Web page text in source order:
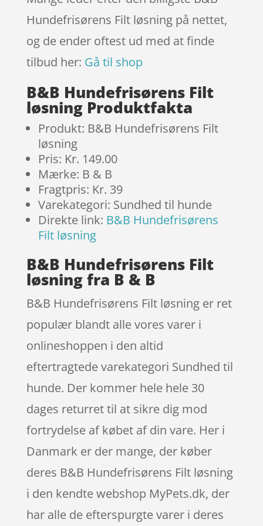
Hundefrisørens Filt løsning på nettet,
og de ender oftest ud med at finde
tilbud her: Gå til shop
B&B Hundefrisørens Filt
løsning Produktfakta
Produkt: B&B Hundefrisørens Filt
løsning
Pris: Kr. 149.00
Mærke: B & B
Fragtpris: Kr. 39
Varekategori: Sundhed til hunde
Direkte link: B&B Hundefrisørens
Filt løsning
B&B Hundefrisørens Filt
løsning fra B & B
B&B Hundefrisørens Filt løsning er ret
populær blandt alle vores varer i
onlineshoppen i den altid
eftertragtede varekategori Sundhed til
hunde. Der kommer hele hele 30
dages returret til at sikre dig mod
fortrydelse af købet af din vare. Her i
Danmark er der mange, der køber
deres B&B Hundefrisørens Filt løsning
i den kendte webshop MyPets.dk, der
har alle de efterspurgte varer i deres